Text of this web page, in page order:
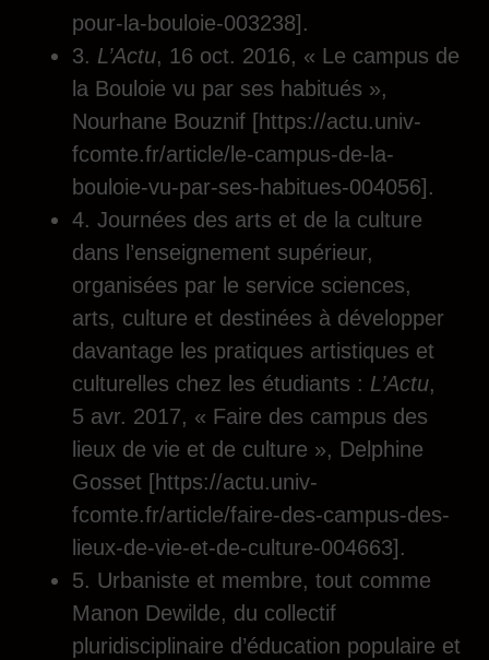
pour-la-bouloie-003238].
3. L’Actu, 16 oct. 2016, « Le campus de
la Bouloie vu par ses habitués »,
Nourhane Bouznif [https://actu.univ-
fcomte.fr/article/le-campus-de-la-
bouloie-vu-par-ses-habitues-004056].
4. Journées des arts et de la culture
dans l’enseignement supérieur,
organisées par le service sciences,
arts, culture et destinées à développer
davantage les pratiques artistiques et
culturelles chez les étudiants : L’Actu,
5 avr. 2017, « Faire des campus des
lieux de vie et de culture », Delphine
Gosset [https://actu.univ-
fcomte.fr/article/faire-des-campus-des-
lieux-de-vie-et-de-culture-004663].
5. Urbaniste et membre, tout comme
Manon Dewilde, du collectif
pluridisciplinaire d’éducation populaire et